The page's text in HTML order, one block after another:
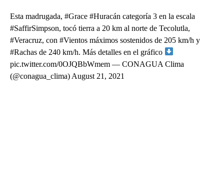
Esta madrugada, #Grace #Huracán categoría 3 en la escala
#SaffirSimpson, tocó tierra a 20 km al norte de Tecolutla,
#Veracruz, con #Vientos máximos sostenidos de 205 km/h y
#Rachas de 240 km/h. Más detalles en el gráfico
pic.twitter.com/0OJQBbWmem — CONAGUA Clima
(@conagua_clima) August 21, 2021